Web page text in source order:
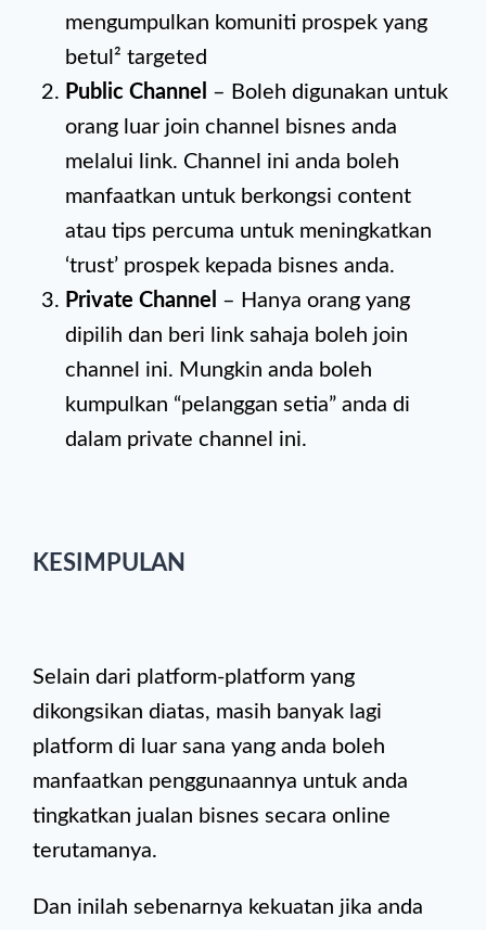
mengumpulkan komuniti prospek yang
betul² targeted
Public Channel – Boleh digunakan untuk
orang luar join channel bisnes anda
melalui link. Channel ini anda boleh
manfaatkan untuk berkongsi content
atau tips percuma untuk meningkatkan
‘trust’ prospek kepada bisnes anda.
Private Channel – Hanya orang yang
dipilih dan beri link sahaja boleh join
channel ini. Mungkin anda boleh
kumpulkan “pelanggan setia” anda di
dalam private channel ini.
KESIMPULAN
Selain dari platform-platform yang
dikongsikan diatas, masih banyak lagi
platform di luar sana yang anda boleh
manfaatkan penggunaannya untuk anda
tingkatkan jualan bisnes secara online
terutamanya.
Dan inilah sebenarnya kekuatan jika anda